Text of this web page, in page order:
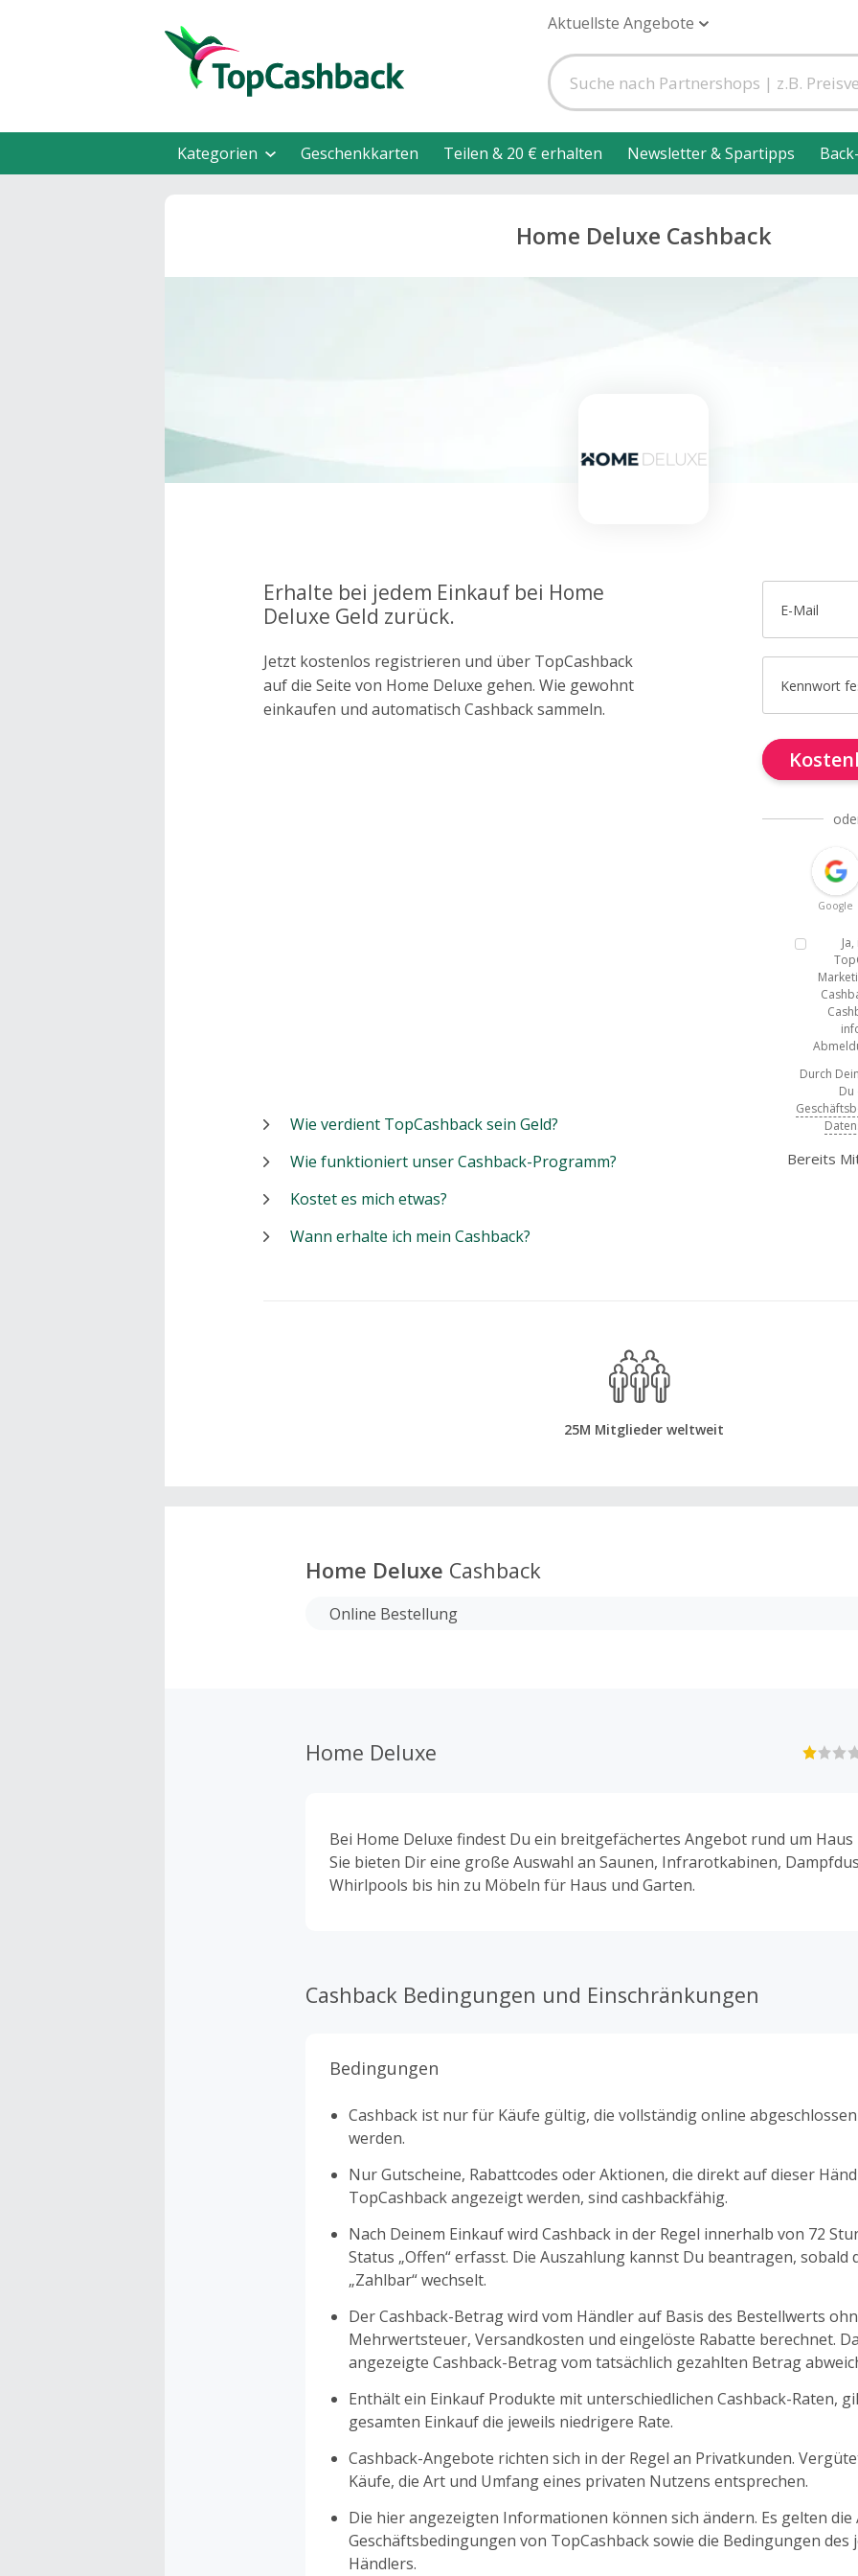
Aktuellste Angebote
Kategorien Geschenkkarten Teilen & 20 € erhalten Newsletter & Spartipps
Home Deluxe Cashback
Erhalte bei jedem Einkauf bei Home
Deluxe Geld zurück.
Jetzt kostenlos registrieren und über TopCashback
auf die Seite von Home Deluxe gehen. Wie gewohnt
einkaufen und automatisch Cashback sammeln.
E-Mail
Kennwort
Google
Durch
Bereits
Wie verdient TopCashback sein Geld?
Wie funktioniert unser Cashback-Programm?
Kostet es mich etwas?
Wann erhalte ich mein Cashback?
25M Mitglieder weltweit
Home Deluxe Cashback
Online Bestellung
Home Deluxe
Bei Home Deluxe findest Du ein breitgefächertes Angebot rund um Haus
Sie bieten Dir eine große Auswahl an Saunen, Infrarotkabinen,
Whirlpools bis hin zu Möbeln für Haus und Garten.
Cashback Bedingungen und Einschränkungen
Bedingungen
Cashback ist nur für Käufe gültig, die vollständig online
werden.
Nur Gutscheine, Rabattcodes oder Aktionen, die direkt auf dieser
TopCashback angezeigt werden, sind cashbackfähig.
Nach Deinem Einkauf wird Cashback in der Regel innerhalb von 72
Status „Offen“ erfasst. Die Auszahlung kannst Du beantragen, sobald
„Zahlbar“ wechselt.
Der Cashback-Betrag wird vom Händler auf Basis des Bestellwerts
Mehrwertsteuer, Versandkosten und eingelöste Rabatte berechnet.
angezeigte Cashback-Betrag vom tatsächlich gezahlten Betrag
Enthält ein Einkauf Produkte mit unterschiedlichen Cashback-Raten,
gesamten Einkauf die jeweils niedrigere Rate.
Cashback-Angebote richten sich in der Regel an Privatkunden.
Käufe, die Art und Umfang eines privaten Nutzens entsprechen.
Die hier angezeigten Informationen können sich ändern. Es gelten die
Geschäftsbedingungen von TopCashback sowie die Bedingungen des
Händlers.